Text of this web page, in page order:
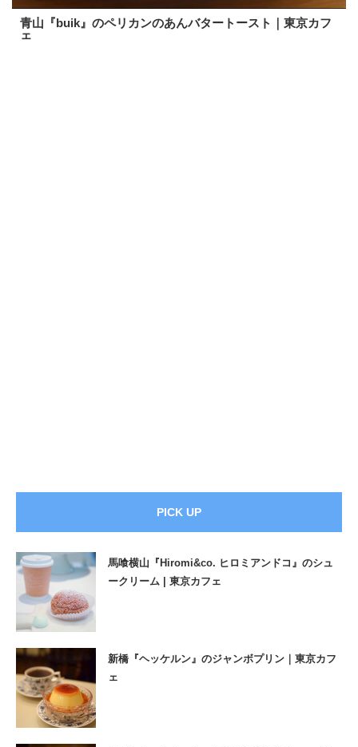
青山『buik』のペリカンのあんバタートースト｜東京カフ
ェ
PICK UP
馬喰横山『Hiromi&co. ヒロミアンドコ』のシュ
ークリーム | 東京カフェ
新橋『ヘッケルン』のジャンボプリン｜東京カフ
ェ